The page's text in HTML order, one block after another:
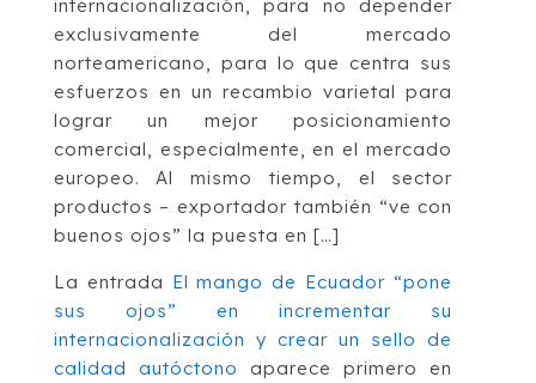
internacionalización, para no depender
exclusivamente del mercado
norteamericano, para lo que centra sus
esfuerzos en un recambio varietal para
lograr un mejor posicionamiento
comercial, especialmente, en el mercado
europeo. Al mismo tiempo, el sector
productos – exportador también “ve con
buenos ojos” la puesta en […]
La entrada El mango de Ecuador “pone
sus ojos” en incrementar su
internacionalización y crear un sello de
calidad autóctono
aparece primero en